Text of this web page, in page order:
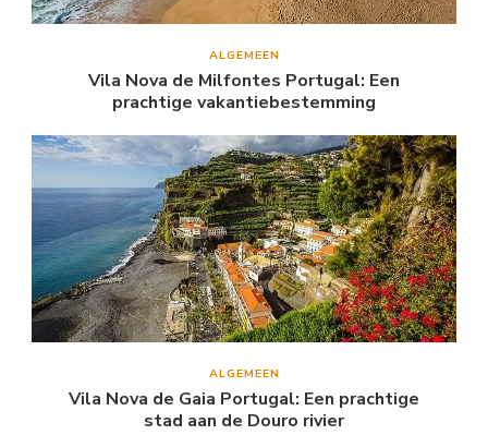
ALGEMEEN
Vila Nova de Milfontes Portugal: Een
prachtige vakantiebestemming
ALGEMEEN
Vila Nova de Gaia Portugal: Een prachtige
stad aan de Douro rivier